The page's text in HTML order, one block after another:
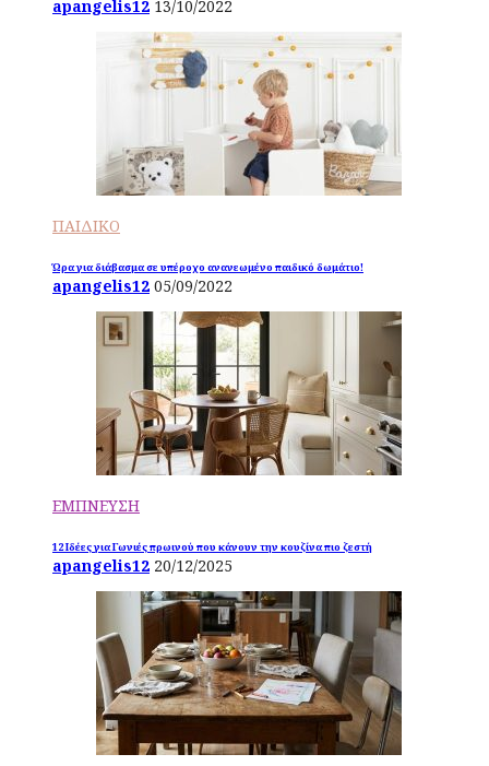
apangelis12 13/10/2022
ΠΑΙΔΙΚΟ
Ώρα για διάβασμα σε υπέροχο ανανεωμένο παιδικό δωμάτιο!
apangelis12 05/09/2022
ΕΜΠΝΕΥΣΗ
12 Ιδέες για Γωνιές πρωινού που κάνουν την κουζίνα πιο ζεστή
apangelis12 20/12/2025